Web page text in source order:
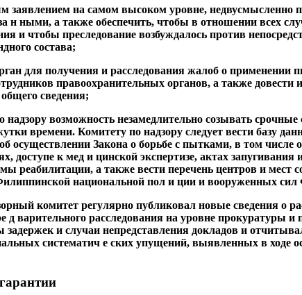
заявлением на самом высоком уровне, недвусмысленно
н ными, а также обеспечить, чтобы в отношении всех
и чтобы преследование возбуждалось против
состава;
для получения и расследования жалоб о применении
правоохранительных органов, а также
сведения;
надзору возможность незамедлительно созывать
времени. Комитету по надзору следует вести базу
осуществлении Закона о борьбе с пытками, в том числе
доступе к мед и цинской экспертизе, актах запугивания
реабилитации, а также вести перечень центров и мест
национальной пол и ции и вооруженных
комитет регулярно публиковал новые сведения о
варительного расследования на уровне прокуратуры и
и случаи непредставления докладов и
систематич е ских упущений, выявленных в ходе